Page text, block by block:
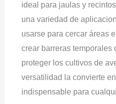
ideal para jaulas y
una variedad de
usarse para cercar áreas
crear barreras temporales
proteger los cultivos de
versatilidad la convierte
indispensable para